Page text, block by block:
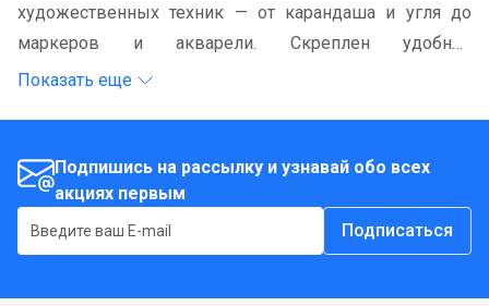
художественных техник — от карандаша и угля до
маркеров и акварели. Скреплен удобной
металлической скобой, что обеспечивает надежность
творчество и помогает раскрыть художественный
потенциал. Отличный вариант для занятий и
творчества как дома, так и в учебных заведениях!
Показать еще
Подпишись на рассылку и узнавай обо всех
акциях первым
Подписаться